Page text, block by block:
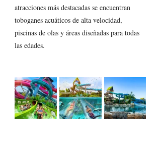
atracciones más destacadas se encuentran
toboganes acuáticos de alta velocidad,
piscinas de olas y áreas diseñadas para todas
las edades.